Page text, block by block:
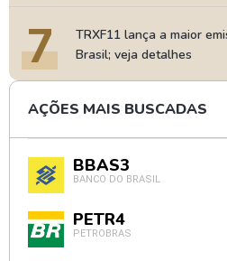
7
TRXF11 lança a maior
Brasil; veja detalhes
AÇÕES MAIS BUSCADAS
BBAS3
BANCO DO BRASIL
PETR4
PETROBRAS